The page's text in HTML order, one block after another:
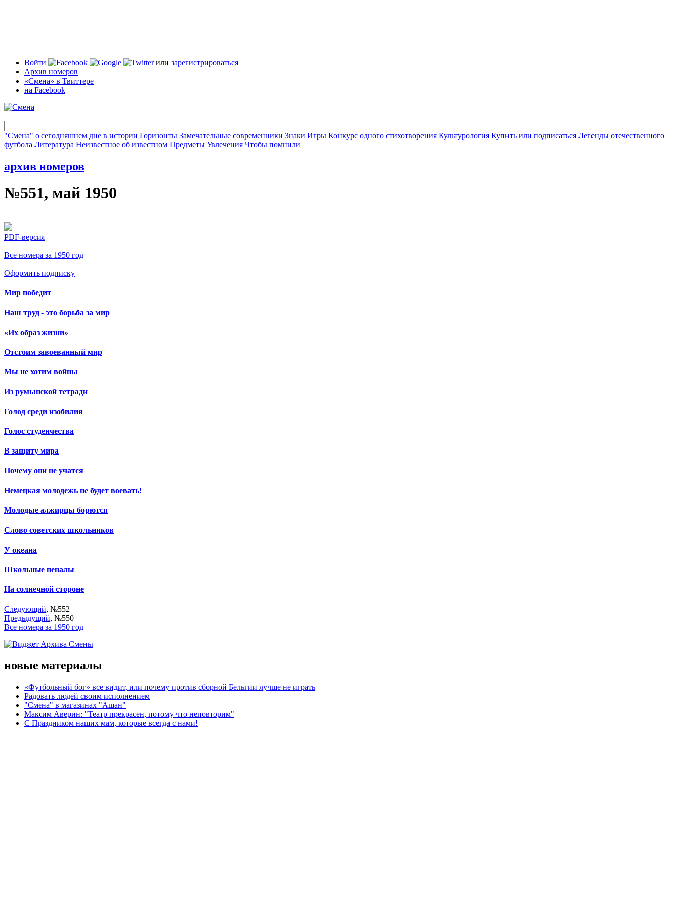
Войти или зарегистрироваться
Архив номеров
«Смена» в Твиттере
на Facebook
"Смена" о сегодняшнем дне в истории Горизонты Замечательные современники Знаки Игры Конкурс одного стихотворения Культурология Купить или подписаться Легенды отечественного
футбола Литература Неизвестное об известном Предметы Увлечения Чтобы помнили
архив номеров
№551, май 1950
PDF-версия
Все номера за 1950 год
Оформить подписку
Мир победит
Наш труд - это борьба за мир
«Их образ жизни»
Отстоим завоеванный мир
Мы не хотим войны
Из румынской тетради
Голод среди изобилия
Голос студенчества
В защиту мира
Почему они не учатся
Немецкая молодежь не будет воевать!
Молодые алжирцы борются
Слово советских школьников
У океана
Школьные пеналы
На солнечной стороне
Следующий, №552
Предыдущий, №550
Все номера за 1950 год
новые материалы
«Футбольный бог» все видит, или почему против сборной Бельгии лучше не играть
Радовать людей своим исполнением
"Смена" в магазинах "Ашан"
Максим Аверин: "Театр прекрасен, потому что неповторим"
С Праздником наших мам, которые всегда с нами!